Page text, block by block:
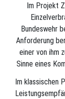
Im Projekt
Bundeswehr
Anforderung
einer von ihm
Sinne eines
Im klassischen